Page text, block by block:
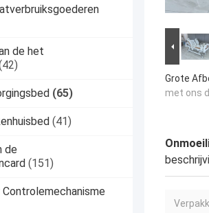
de het
(65)
(41)
de
(151)
Grote
met ons